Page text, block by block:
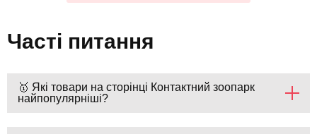
Часті питання
🥇 Які товари на сторінці Контактний зоопарк
найпопулярніші?